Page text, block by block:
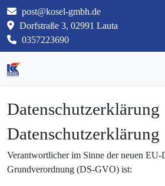
post@kosel-gmbh.de
Dorfstraße 3, 02991 Lauta
0357223690
Datenschutzerklärung
Datenschutzerklärung
Verantwortlicher im Sinne der neuen EU-
Grundverordnung (DS-GVO) ist: